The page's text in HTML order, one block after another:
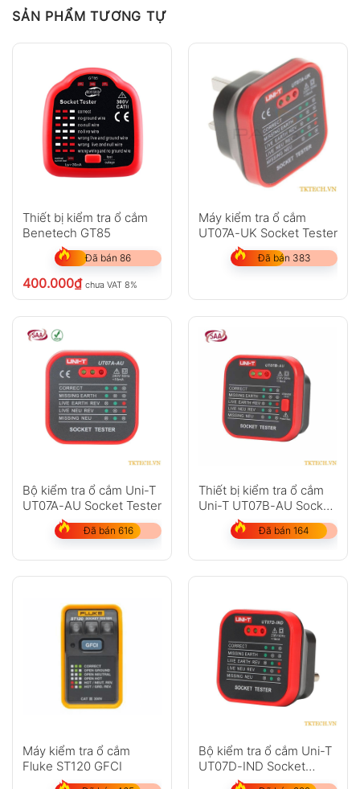
SẢN PHẨM TƯƠNG TỰ
Thiết bị kiểm tra ổ cắm
Benetech GT85
Đã bán 86
400.000₫ chưa VAT 8%
Máy kiểm tra ổ cắm
UT07A-UK Socket Tester
Đã bán 383
Bộ kiểm tra ổ cắm Uni-T
UT07A-AU Socket Tester
Đã bán 616
Thiết bị kiểm tra ổ cắm
Uni-T UT07B-AU Socket
Tester
Đã bán 164
Máy kiểm tra ổ cắm
Fluke ST120 GFCI
Bộ kiểm tra ổ cắm Uni-T
UT07D-IND Socket
Tester